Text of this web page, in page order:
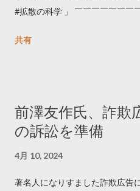
#拡散の科学 」 ￣￣￣￣￣￣￣
学しました。 ー バズの目安は
トするのか？ https://
共有
前澤友作氏、詐欺
の訴訟を準備
4月 10, 2024
著名人になりすました詐欺広告